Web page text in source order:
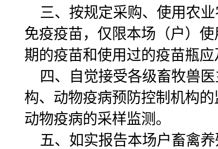
三、按规定采购、使用农
免疫疫苗，仅限本场（户）
期的疫苗和使用过的疫苗瓶
四、自觉接受各级畜牧兽
构、动物疫病预防控制机构
动物疫病的采样监测。
五、如实报告本场户畜禽